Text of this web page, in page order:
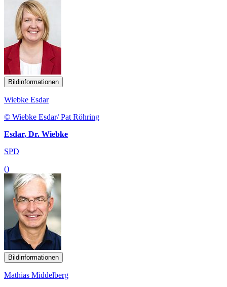
Bildinformationen
Wiebke Esdar
© Wiebke Esdar/ Pat Röhring
Esdar, Dr. Wiebke
SPD
()
Bildinformationen
Mathias Middelberg